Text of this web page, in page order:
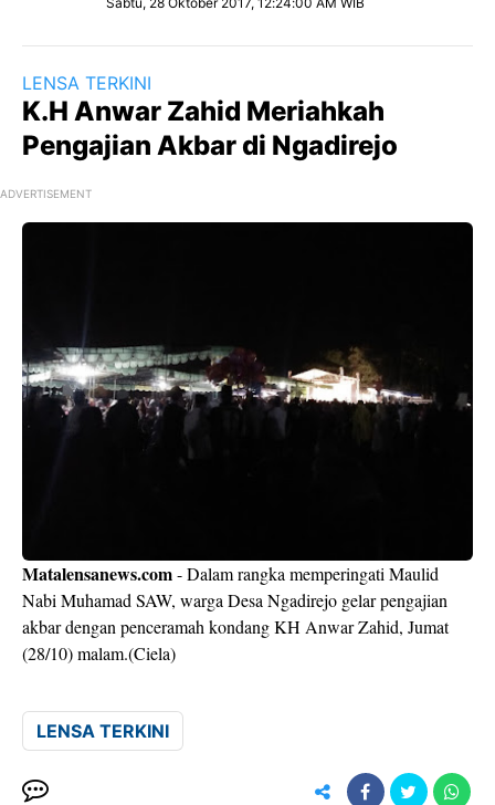
LENSA TERKINI
K.H Anwar Zahid Meriahkah
Pengajian Akbar di Ngadirejo
ADVERTISEMENT
Matalensanews.com- Dalam rangka memperingati Maulid
Nabi Muhamad SAW, warga Desa Ngadirejo gelar pengajian
akbar dengan penceramah kondang KH Anwar Zahid, Jumat
(28/10) malam.(Ciela)
LENSA TERKINI